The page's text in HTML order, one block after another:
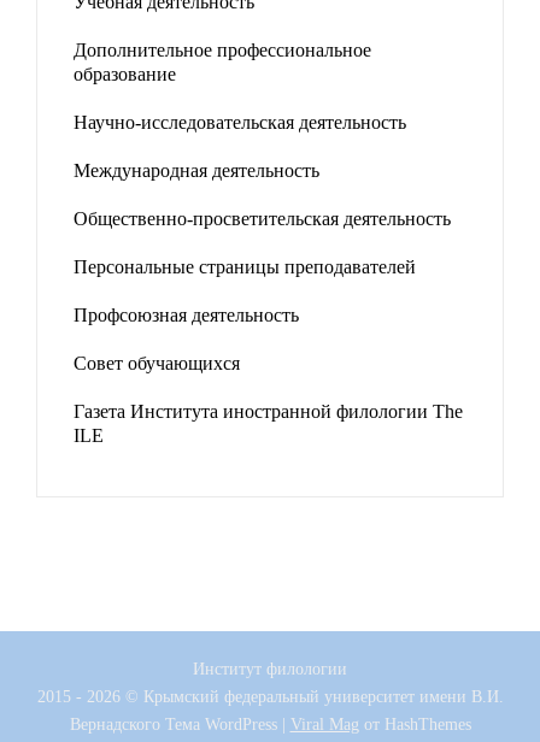
Дополнительное профессиональное
образование
Научно-исследовательская деятельность
Международная деятельность
Общественно-просветительская деятельность
Персональные страницы преподавателей
Профсоюзная деятельность
Совет обучающихся
Газета Института иностранной филологии The
ILE
Институт филологии
2015 - 2026 © Крымский федеральный университет имени В.И.
ВернадскогоТема WordPress | Viral Mag от HashThemes